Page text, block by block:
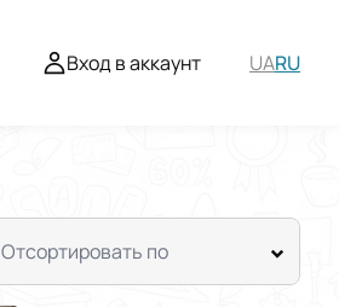
Вход в аккаунт UARU
Отсортировать по